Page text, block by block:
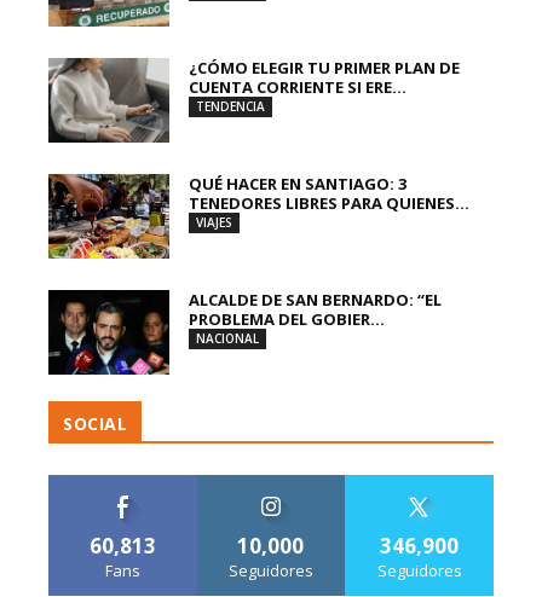
¿CÓMO ELEGIR TU PRIMER PLAN DE
CUENTA CORRIENTE SI ERE...
TENDENCIA
QUÉ HACER EN SANTIAGO: 3
TENEDORES LIBRES PARA QUIENES...
VIAJES
ALCALDE DE SAN BERNARDO: “EL
PROBLEMA DEL GOBIER...
NACIONAL
SOCIAL
60,813
Fans
10,000
Seguidores
346,900
Seguidores